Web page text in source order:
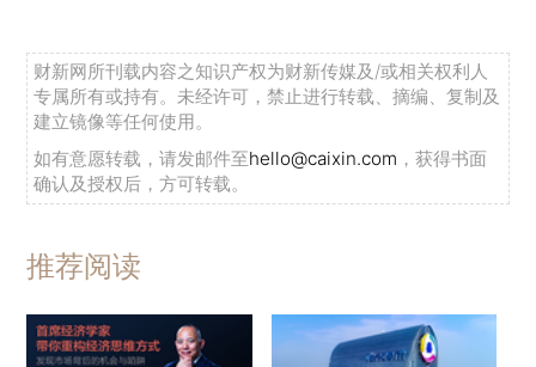
财新网所刊载内容之知识产权为财新传媒及/或相关权利人
专属所有或持有。未经许可，禁止进行转载、摘编、复制及
建立镜像等任何使用。
如有意愿转载，请发邮件至hello@caixin.com ，获得书面
确认及授权后，方可转载。
推荐阅读